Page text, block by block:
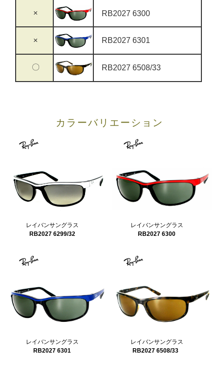
× RB2027 6300
× RB2027 6301
〇 RB2027 6508/33
カラーバリエーション
レイバンサングラス
RB2027 6299/32
レイバンサングラス
RB2027 6300
レイバンサングラス
RB2027 6301
レイバンサングラス
RB2027 6508/33